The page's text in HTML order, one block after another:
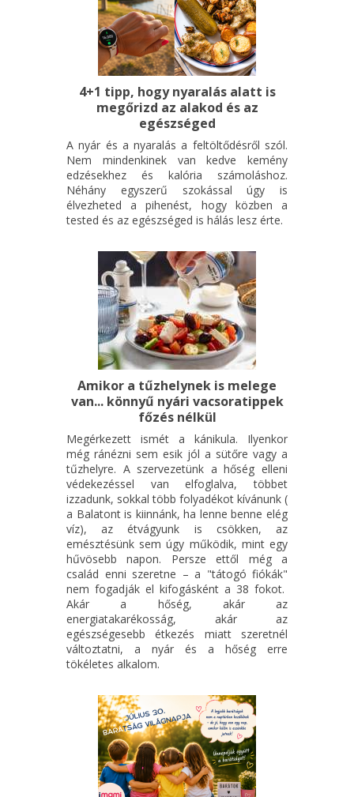
4+1 tipp, hogy nyaralás alatt is
megőrizd az alakod és az
egészséged
A nyár és a nyaralás a feltöltődésről szól.
Nem mindenkinek van kedve kemény
edzésekhez és kalória számoláshoz.
Néhány egyszerű szokással úgy is
élvezheted a pihenést, hogy közben a
tested és az egészséged is hálás lesz érte.
Amikor a tűzhelynek is melege
van... könnyű nyári vacsoratippek
főzés nélkül
Megérkezett ismét a kánikula. Ilyenkor
még ránézni sem esik jól a sütőre vagy a
tűzhelyre. A szervezetünk a hőség elleni
védekezéssel van elfoglalva, többet
izzadunk, sokkal több folyadékot kívánunk (
a Balatont is kiinnánk, ha lenne benne elég
víz), az étvágyunk is csökken, az
emésztésünk sem úgy működik, mint egy
hűvösebb napon. Persze ettől még a
család enni szeretne – a "tátogó fiókák"
nem fogadják el kifogásként a 38 fokot.
Akár a hőség, akár az
energiatakarékosság, akár az
egészségesebb étkezés miatt szeretnél
változtatni, a nyár és a hőség erre
tökéletes alkalom.